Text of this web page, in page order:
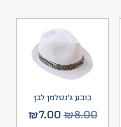
כובע ג’נטלמן לבן
₪8.00
₪7.00